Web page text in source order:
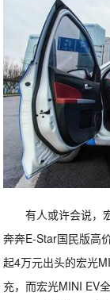
有人或许会说，
奔奔E-Star国民版高
起4万元出头的宏光
充，而宏光MINI EV